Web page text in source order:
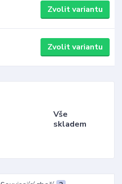
Zvolit variantu
Zvolit variantu
Vše
skladem